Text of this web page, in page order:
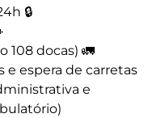
🔒
108 docas) 🚛
e espera de carretas
e